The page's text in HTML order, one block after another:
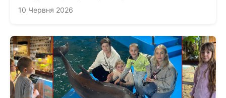
10 Червня 2026